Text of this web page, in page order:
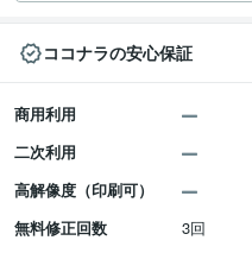
ココナラの安心保証
商用利用
二次利用
高解像度（印刷可）
無料修正回数
3回